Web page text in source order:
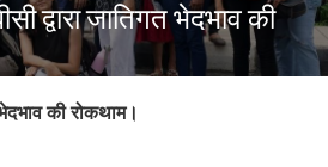
द्वारा जातिगत भेदभाव की
की रोकथाम।